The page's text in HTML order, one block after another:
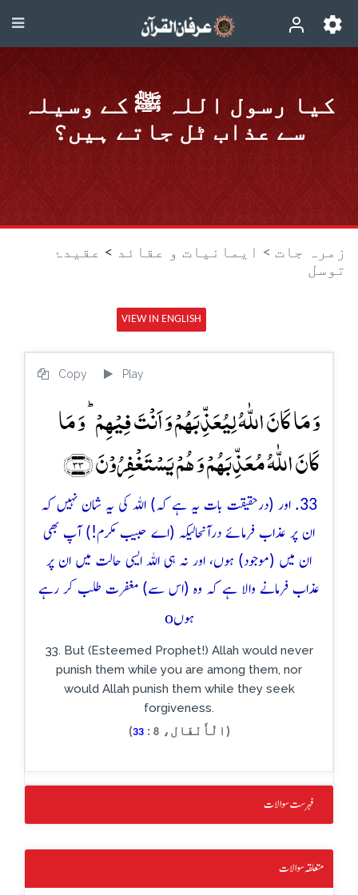
کیا رسول اللہ ﷺ کے وسیلہ
سے عذاب ٹل جاتے ہیں؟
زمرہ جات > ایمانیات و عقائد > عقیدۂ
توسل
VIEW IN ENGLISH
Play
Copy
وَ مَا کَانَ اللّٰہُ لِیُعَذِّبَہُمۡ وَ اَنۡتَ فِیۡہِمۡ ؕ وَ مَا
کَانَ اللّٰہُ مُعَذِّبَہُمۡ وَ ہُمۡ یَسۡتَغۡفِرُوۡنَ ﴿۳۳﴾
33. اور (درحقیقت بات یہ ہے کہ) اللہ کی یہ شان نہیں کہ
ان پر عذاب فرمائے درآنحالیکہ (اے حبیب مکرم!) آپ بھی
ان میں (موجود) ہوں، اور نہ ہی اللہ ایسی حالت میں ان پر
عذاب فرمانے والا ہے کہ وہ (اس سے) مغفرت طلب کر رہے
ہوںo
33. But (Esteemed Prophet!) Allah would never
punish them while you are among them, nor
would Allah punish them while they seek
forgiveness.
(الْأَنْفَال،8
:
33
)
فہرست سوالات
متعلقہ سوالات